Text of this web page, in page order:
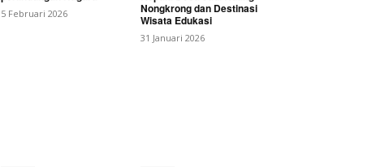
5 Februari 2026
Nongkrong dan Destinasi
Wisata Edukasi
31 Januari 2026